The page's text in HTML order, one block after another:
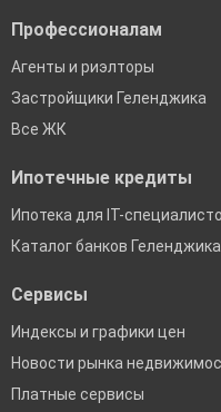
Профессионалам
Агенты и риэлторы
Застройщики Геленджика
Все ЖК
Ипотечные кредиты
Ипотека для IT-
Каталог банков Геленджика
Сервисы
Индексы и графики цен
Новости рынка
Платные сервисы